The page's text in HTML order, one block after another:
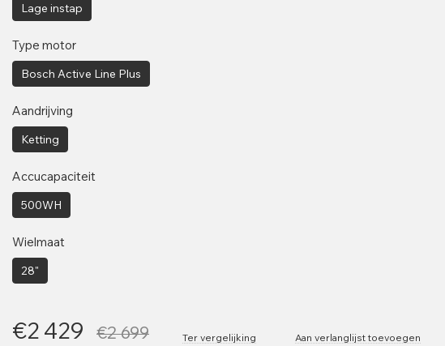
Lage instap
Type motor
Bosch Active Line Plus
Aandrijving
Ketting
Accucapaciteit
500WH
Wielmaat
28"
€2 429 €2 699 Ter vergelijking Aan verlanglijst toevoegen